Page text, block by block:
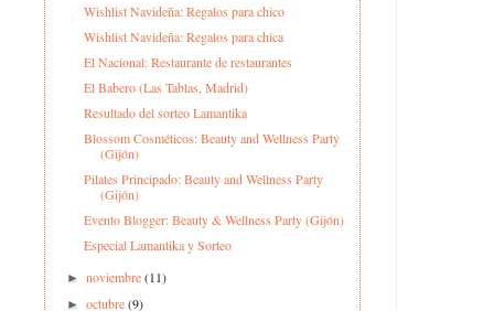
Wishlist Navideña: Regalos para chico
Wishlist Navideña: Regalos para chica
El Nacional: Restaurante de restaurantes
El Babero (Las Tablas, Madrid)
Resultado del sorteo Lamantika
Blossom Cosméticos: Beauty and Wellness Party
(Gijón)
Pilates Principado: Beauty and Wellness Party
(Gijón)
Evento Blogger: Beauty & Wellness Party (Gijón)
Especial Lamantika y Sorteo
►noviembre(11)
►octubre(9)